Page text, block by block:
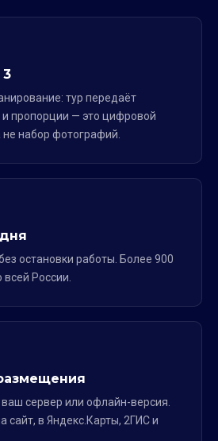
3
тур передаёт
пропорции — это цифровой
набор фотографий.
остановки работы. Более 900
России.
сервер или офлайн-версия.
сайт, в Яндекс.Карты, 2ГИС и